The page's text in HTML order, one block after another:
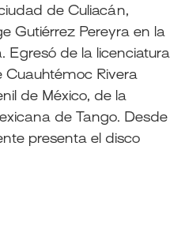
de Culiacán,
Gutiérrez Pereyra en la
Egresó de la licenciatura
Cuauhtémoc Rivera
de México, de la
de Tango. Desde
presenta el disco